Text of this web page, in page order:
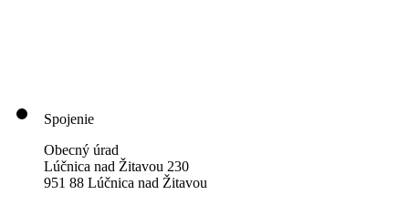
Spojenie
Obecný úrad
Lúčnica nad Žitavou 230
951 88 Lúčnica nad Žitavou